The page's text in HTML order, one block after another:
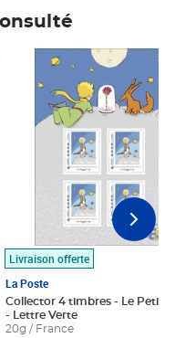
Livraison offerte
La Poste
Collector 4 timbres - Le Petit
- Lettre Verte
20g / France
Prix 7,50€